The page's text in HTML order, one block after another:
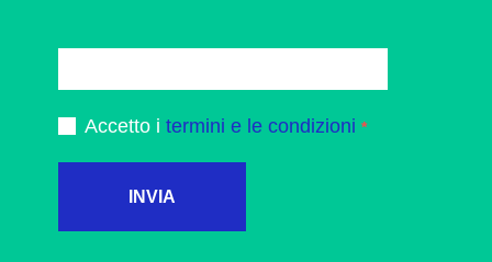
Accetto i termini e le condizioni
INVIA